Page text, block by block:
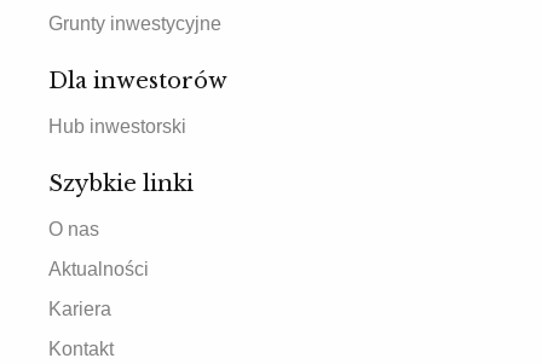
Grunty inwestycyjne
Dla inwestorów
Hub inwestorski
Szybkie linki
O nas
Aktualności
Kariera
Kontakt